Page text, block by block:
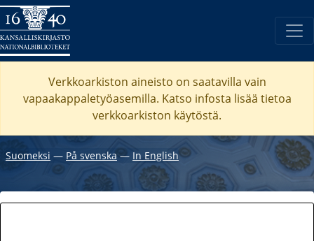
Verkkoarkiston aineisto on saatavilla vain
vapaakappaletyöasemilla. Katso infosta lisää tietoa
verkkoarkiston käytöstä.
Suomeksi ― På svenska― In English